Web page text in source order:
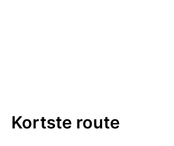
Kortste route